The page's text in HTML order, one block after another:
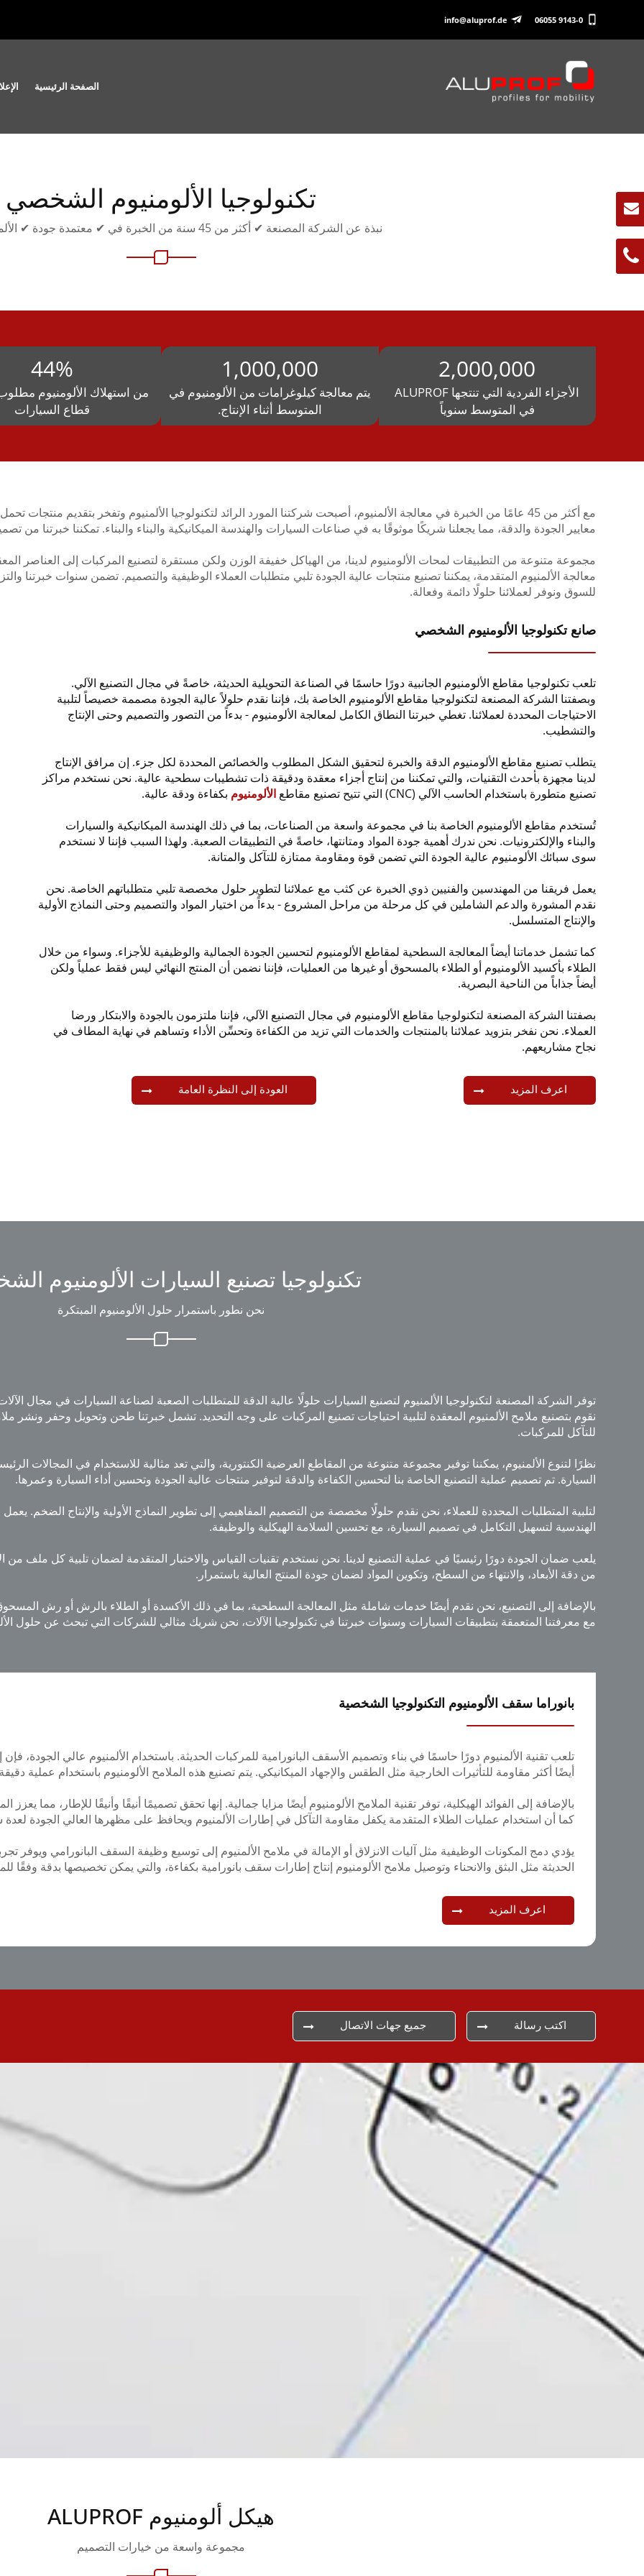
06055 9143-0
info@aluprof.de
الصفحة الرئيسية
تكنولوجيا الألومنيوم الشخصي
نبذة عن الشركة المصنعة ✔ أكثر من 45 سنة من الخبرة في ✔ معتمدة جودة ✔ الألمانية الصنع ✔
2,000,000
الأجزاء الفردية التي تنتجها ALUPROF
في المتوسط سنوياً
1,000,000
يتم معالجة كيلوغرامات من الألومنيوم في
المتوسط أثناء الإنتاج.
44%
من استهلاك الألومنيوم
قطاع السيارات
مع أكثر من 45 عامًا من الخبرة في معالجة الألمنيوم، أصبحت شركتنا المورد الرائد لتكنولوجيا الألمنيوم وتفخر بتقديم
معايير الجودة والدقة، مما يجعلنا شريكًا موثوقًا به في صناعات السيارات والهندسة الميكانيكية والبناء والبناء. تمكننا خبرتنا من
مجموعة متنوعة من التطبيقات لمحات الألومنيوم لدينا، من الهياكل خفيفة الوزن ولكن مستقرة لتصنيع المركبات إلى العناصر
معالجة الألمنيوم المتقدمة، يمكننا تصنيع منتجات عالية الجودة تلبي متطلبات العملاء الوظيفية والتصميم. تضمن سنوات خبرتنا
للسوق ونوفر لعملائنا حلولًا دائمة وفعالة.
صانع تكنولوجيا الألومنيوم الشخصي
تلعب تكنولوجيا مقاطع الألومنيوم الجانبية دورًا حاسمًا في الصناعة التحويلية الحديثة، خاصةً في مجال التصنيع الآلي.
وبصفتنا الشركة المصنعة لتكنولوجيا مقاطع الألومنيوم الخاصة بك، فإننا نقدم حلولاً عالية الجودة مصممة خصيصاً لتلبية
الاحتياجات المحددة لعملائنا. تغطي خبرتنا النطاق الكامل لمعالجة الألومنيوم - بدءاً من التصور والتصميم وحتى الإنتاج
والتشطيب.
يتطلب تصنيع مقاطع الألومنيوم الدقة والخبرة لتحقيق الشكل المطلوب والخصائص المحددة لكل جزء. إن مرافق الإنتاج
لدينا مجهزة بأحدث التقنيات، والتي تمكننا من إنتاج أجزاء معقدة ودقيقة ذات تشطيبات سطحية عالية. نحن نستخدم مراكز
تصنيع متطورة باستخدام الحاسب الآلي (CNC) التي تتيح تصنيع مقاطع
الألومنيوم بكفاءة ودقة عالية.
تُستخدم مقاطع الألومنيوم الخاصة بنا في مجموعة واسعة من الصناعات، بما في ذلك الهندسة الميكانيكية والسيارات
والبناء والإلكترونيات. نحن ندرك أهمية جودة المواد ومتانتها، خاصةً في التطبيقات الصعبة. ولهذا السبب فإننا لا نستخدم
سوى سبائك الألومنيوم عالية الجودة التي تضمن قوة ومقاومة ممتازة للتآكل والمتانة.
يعمل فريقنا من المهندسين والفنيين ذوي الخبرة عن كثب مع عملائنا لتطوير حلول مخصصة تلبي متطلباتهم الخاصة. نحن
نقدم المشورة والدعم الشاملين في كل مرحلة من مراحل المشروع - بدءاً من اختيار المواد والتصميم وحتى النماذج الأولية
والإنتاج المتسلسل.
كما تشمل خدماتنا أيضاً المعالجة السطحية لمقاطع الألومنيوم لتحسين الجودة الجمالية والوظيفية للأجزاء. وسواء من خلال
الطلاء بأكسيد الألومنيوم أو الطلاء بالمسحوق أو غيرها من العمليات، فإننا نضمن أن المنتج النهائي ليس فقط عملياً ولكن
أيضاً جذاباً من الناحية البصرية.
بصفتنا الشركة المصنعة لتكنولوجيا مقاطع الألومنيوم في مجال التصنيع الآلي، فإننا ملتزمون بالجودة والابتكار ورضا
العملاء. نحن نفخر بتزويد عملائنا بالمنتجات والخدمات التي تزيد من الكفاءة وتحسِّن الأداء وتساهم في نهاية المطاف في
نجاح مشاريعهم.
اعرف المزيد العودة إلى النظرة العامة
تكنولوجيا تصنيع السيارات الألومنيوم
نحن نطور باستمرار حلول الألومنيوم المبتكرة
نقوم بتصنيع ملامح الألمنيوم المعقدة لتلبية احتياجات تصنيع المركبات على وجه التحديد. تشمل خبرتنا طحن وتحويل وحفر ونشر
للتآكل للمركبات.
نظرًا لتنوع الألمنيوم، يمكننا توفير مجموعة متنوعة من المقاطع العرضية الكنتورية، والتي تعد مثالية للاستخدام في المجالات
السيارة. تم تصميم عملية التصنيع الخاصة بنا لتحسين الكفاءة والدقة لتوفير منتجات عالية الجودة وتحسين أداء السيارة وعمرها.
لتلبية المتطلبات المحددة للعملاء، نحن نقدم حلولًا مخصصة من التصميم المفاهيمي إلى تطوير النماذج الأولية والإنتاج الضخم.
الهندسية لتسهيل التكامل في تصميم السيارة، مع تحسين السلامة الهيكلية والوظيفة.
يلعب ضمان الجودة دورًا رئيسيًا في عملية التصنيع لدينا. نحن نستخدم تقنيات القياس والاختبار المتقدمة لضمان تلبية كل ملف من
من دقة الأبعاد، والانتهاء من السطح، وتكوين المواد لضمان جودة المنتج العالية باستمرار.
بالإضافة إلى التصنيع، نحن نقدم أيضًا خدمات شاملة مثل المعالجة السطحية، بما في ذلك الأكسدة أو الطلاء بالرش أو رش
مع معرفتنا المتعمقة بتطبيقات السيارات وسنوات خبرتنا في تكنولوجيا الآلات، نحن شريك مثالي للشركات التي تبحث عن حلول
بانوراما سقف الألومنيوم التكنولوجيا الشخصية
تلعب تقنية الألمنيوم دورًا حاسمًا في بناء وتصميم الأسقف البانورامية للمركبات الحديثة. باستخدام الألمنيوم عالي
أيضًا أكثر مقاومة للتأثيرات الخارجية مثل الطقس والإجهاد الميكانيكي. يتم تصنيع هذه الملامح الألومنيوم باستخدام عملية
بالإضافة إلى الفوائد الهيكلية، توفر تقنية الملامح الألومنيوم أيضًا مزايا جمالية. إنها تحقق تصميمًا أنيقًا وأنيقًا للإطار، مما
كما أن استخدام عمليات الطلاء المتقدمة يكفل مقاومة التآكل في إطارات الألمنيوم ويحافظ على مظهرها العالي الجودة
يؤدي دمج المكونات الوظيفية مثل آليات الانزلاق أو الإمالة في ملامح الألمنيوم إلى توسيع وظيفة السقف البانورامي ويوفر
الحديثة مثل البثق والانحناء وتوصيل ملامح الألومنيوم إنتاج إطارات سقف بانورامية بكفاءة، والتي يمكن تخصيصها بدقة وفقًا
اعرف المزيد
اكتب رسالة جميع جهات الاتصال
هيكل ألومنيوم ALUPROF
مجموعة واسعة من خيارات التصميم